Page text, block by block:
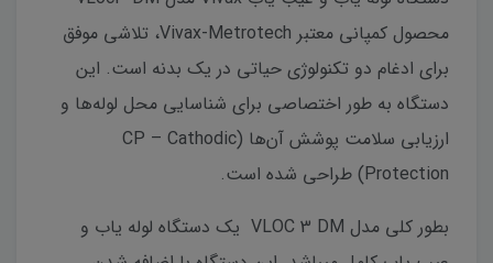
محصول کمپانی معتبر Vivax-Metrotech، تلاشی موفق
برای ادغام دو تکنولوژی حیاتی در یک بدنه است. این
دستگاه به طور اختصاصی برای شناسایی محل لوله‌ها و
ارزیابی سلامت پوشش آن‌ها (CP – Cathodic
Protection) طراحی شده است.
بطور کلی مدل VLOC 3 DM یک دستگاه لوله یاب و